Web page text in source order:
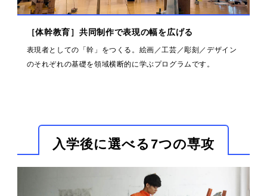
［体幹教育］共同制作で表現の幅を広げる
表現者としての「幹」をつくる。絵画／工芸／彫刻／デザイン
のそれぞれの基礎を領域横断的に学ぶプログラムです。
入学後に選べる7つの専攻